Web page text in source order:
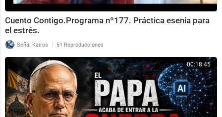
Cuento Contigo.Programa nº177. Práctica esenia para
el estrés.
Señal Kairos | 51 Reproducciones
00:18:45